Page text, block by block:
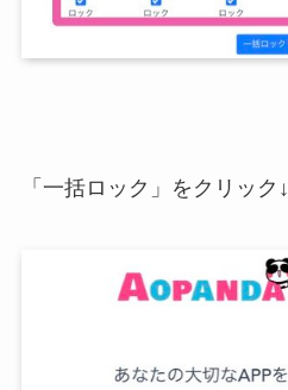
「一括ロック」をクリック↓